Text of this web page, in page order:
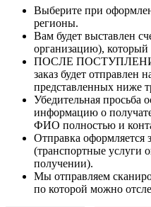
Выберите при
регионы.
Вам будет выставлен
организацию),
ПОСЛЕ
заказ будет отправлен
представленных ниже
Убедительная просьба
информацию о
ФИО полностью и
Отправка оформляется
(транспортные услуги
получении).
Мы отправляем
по которой можно